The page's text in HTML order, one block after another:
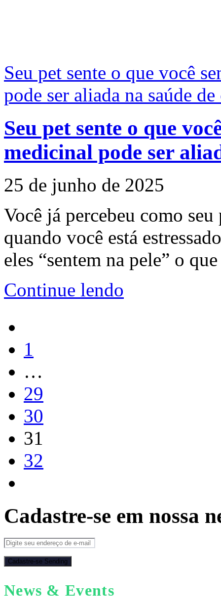
Seu pet sente o que você
pode ser aliada na saúde de
Seu pet sente o que
medicinal pode ser
25 de junho de 2025
Você já percebeu como
quando você está
eles “sentem na pele” o que
Continue lendo
1
…
29
30
31
32
Cadastre-se em nossa
Cadastre-se Sending
News & Events